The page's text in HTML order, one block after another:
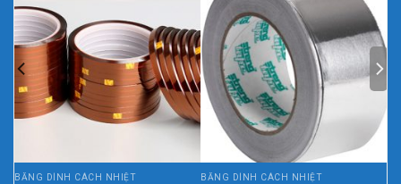
BĂNG DÍNH CÁCH NHIỆT BĂNG DÍNH CÁCH NHIỆT